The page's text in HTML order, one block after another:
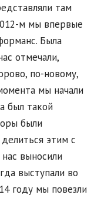
там
м мы впервые
Была
отмечали,
по-новому,
мы начали
был такой
были
этим с
выносили
выступали во
году мы повезли